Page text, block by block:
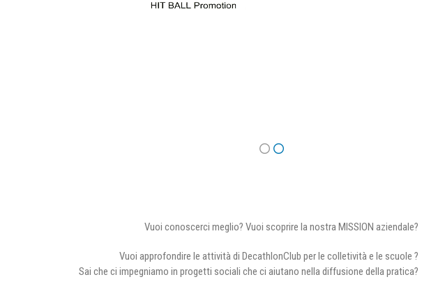
Vuoi conoscerci meglio? Vuoi scoprire la nostra MISSION aziendale?
Vuoi approfondire le attività di DecathlonClub per le colletività e le scuole ?
Sai che ci impegniamo in progetti sociali che ci aiutano nella diffusione della pratica?